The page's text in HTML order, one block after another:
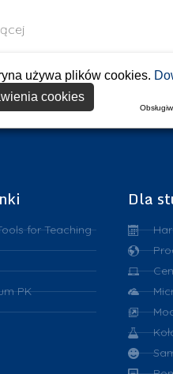
for Teaching
PK
Dla
używa plików cookies.
cookies